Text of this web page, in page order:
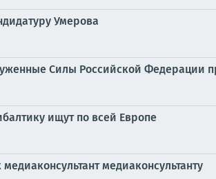
Умерова
Силы Российской Федерации
ищут по всей Европе
медиаконсультанту